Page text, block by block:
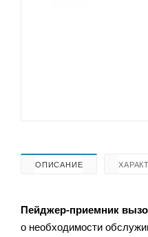
ОПИСАНИЕ
Пейджер-приемник
о необходимости